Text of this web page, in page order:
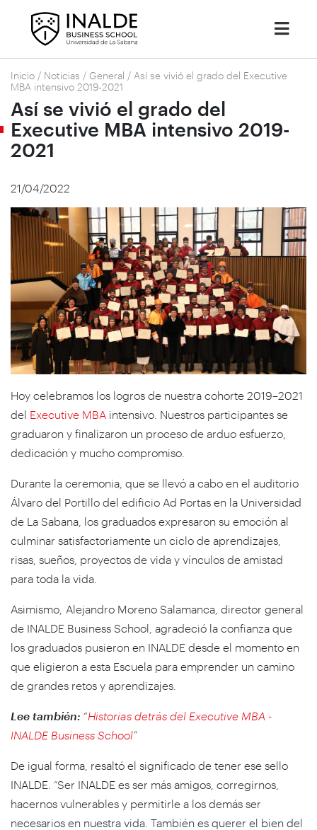
Inicio / Noticias / General / Así se vivió el grado del Executive
MBA intensivo 2019-2021
Así se vivió el grado del
Executive MBA intensivo 2019-
2021
21/04/2022
Hoy celebramos los logros de nuestra cohorte 2019–2021
del Executive MBA intensivo. Nuestros participantes se
graduaron y finalizaron un proceso de arduo esfuerzo,
dedicación y mucho compromiso.
Durante la ceremonia, que se llevó a cabo en el auditorio
Álvaro del Portillo del edificio Ad Portas en la Universidad
de La Sabana, los graduados expresaron su emoción al
culminar satisfactoriamente un ciclo de aprendizajes,
risas, sueños, proyectos de vida y vínculos de amistad
para toda la vida.
Asimismo, Alejandro Moreno Salamanca, director general
de INALDE Business School, agradeció la confianza que
los graduados pusieron en INALDE desde el momento en
que eligieron a esta Escuela para emprender un camino
de grandes retos y aprendizajes.
Lee también: “Historias detrás del Executive MBA -
INALDE Business School”
De igual forma, resaltó el significado de tener ese sello
INALDE. “Ser INALDE es ser más amigos, corregirnos,
hacernos vulnerables y permitirle a los demás ser
necesarios en nuestra vida. También es querer el bien del